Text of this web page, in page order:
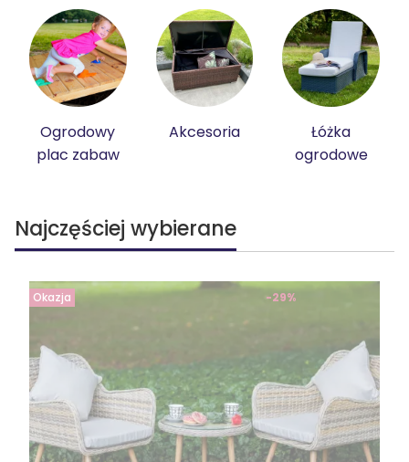
Ogrodowy
plac zabaw
Akcesoria
Łóżka
ogrodowe
Najczęściej wybierane
Okazja -29%